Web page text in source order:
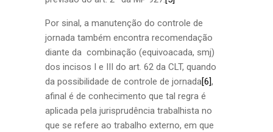
Por sinal, a manutenção do controle de
jornada também encontra recomendação
diante da combinação (equivoacada, smj)
dos incisos I e III do art. 62 da CLT, quando
da possibilidade de controle de jornada[6],
afinal é de conhecimento que tal regra é
aplicada pela jurisprudência trabalhista no
que se refere ao trabalho externo, em que